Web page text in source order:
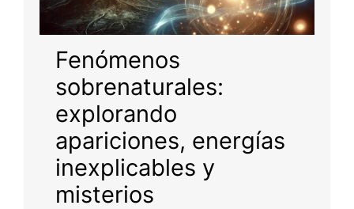
Fenómenos
sobrenaturales:
explorando
apariciones, energías
inexplicables y
misterios